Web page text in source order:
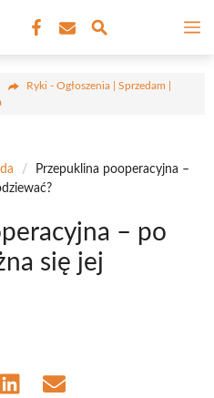
Ryki - Ogłoszenia | Sprzedam |
/
Przepuklina pooperacyjna –
– po
się jej
Share Share